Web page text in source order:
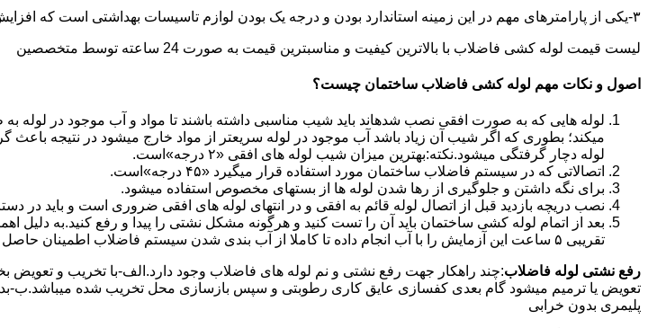
۳-یکی از پارامترهای مهم در این زمینه استاندارد بودن و درجه یک بودن لوازم تاسیسات بهداشتی است که افزایش طول عمر سیستم فاضلاب را در پی خواهد داشت.
لیست قیمت لوله کشی فاضلاب با بالاترین کیفیت و مناسبترین قیمت به صورت 24 ساعته توسط متخصصین
اصول و نکات مهم لوله کشی فاضلاب ساختمان چیست؟
لوله هایی که به صورت افقی نصب شدهاند باید شیب مناسبی داشته باشند تا مواد و آب موجود در
میکند؛ بطوری که اگر شیب آن زیاد باشد آب موجود در لوله سریعتر از مواد خارج میشود در نتیجه
لوله دچار گرفتگی میشود.نکته:بهترین میزان شیب لوله های افقی «۲ درجه»است.
اتصالاتی که در سیستم فاضلاب ساختمان مورد استفاده قرار میگیرد «۴۵ درجه»است.
برای نگه داشتن و جلوگیری از رها شدن لوله ها از بستهای مخصوص استفاده میشود.
نصب دریچه بازدید قبل از اتصال لوله قائم به افقی و در انتهای لوله های افقی ضروری است و باید در
بعد از اتمام لوله کشی ساختمان باید آن را تست کنید و هرگونه مشکل نشتی را پیدا و رفع کنید.به
تقریبی ۵ ساعت این آزمایش را با آب انجام داده تا کاملا از آب بندی شدن سیستم فاضلاب اطمینان حاصل شود..
رفع نشتی لوله فاضلاب:چند راهکار جهت رفع نشتی و نم لوله های فاضلاب وجود دارد.الف-با تخریب و
تعویض یا ترمیم میشود گام بعدی کفسازی عایق کاری رطوبتی و سپس بازسازی محل تخریب شده میباشد.ب-بدون
پلیمری بدون خرابی